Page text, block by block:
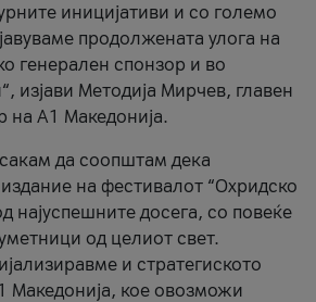
иницијативи и со големо
продолжената улога на
генерален спонзор и во
изјави Методија Мирчев, главен
на A1 Македонија.
да соопштам дека
издание на фестивалот “Охридско
најуспешните досега, со повеќе
од целиот свет.
и стратегиското
Македонија, кое овозможи